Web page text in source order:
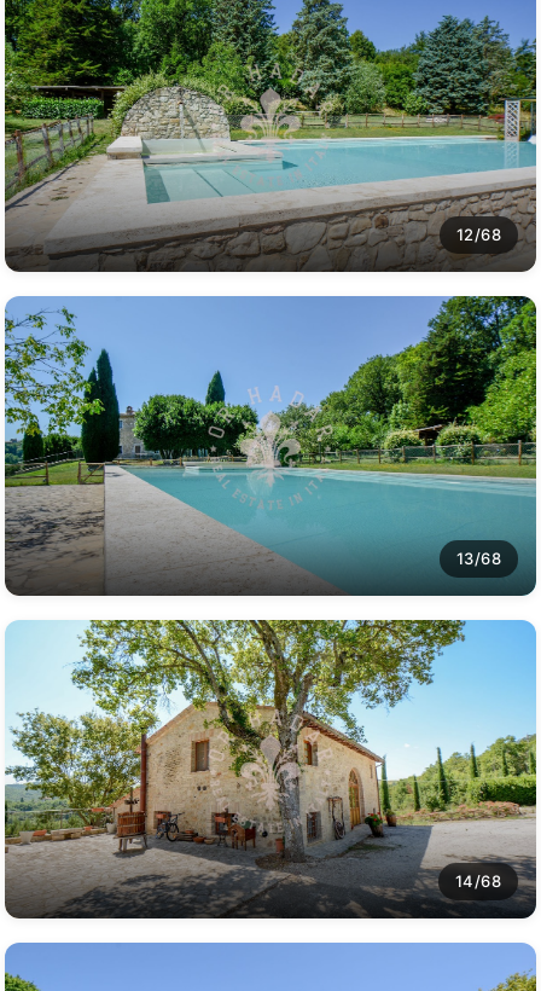
12/68
13/68
14/68